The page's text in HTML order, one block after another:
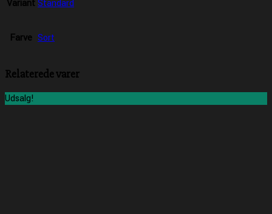
Variant Standard
Farve Sort
Relaterede varer
Udsalg!